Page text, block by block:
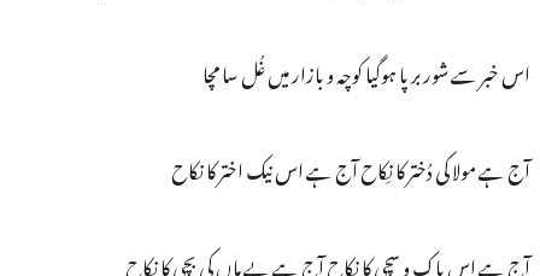
اس خبر سے شور برپا ہوگیا کوچہ و بازار میں غُل سا مچا
آج ہے مولا کی دُختر کا نِکاح آج ہے اس نیک اختر کا نکاح
آج ہے اس پاک و سچی کا نکاح آج ہے بے ماں کی بچی کا نکاح